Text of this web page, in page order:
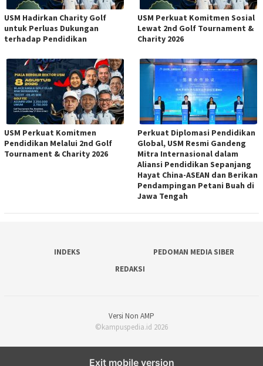
USM Hadirkan Charity Golf
untuk Perluas Dukungan
terhadap Pendidikan
USM Perkuat Komitmen Sosial
Lewat 2nd Golf Tournament &
Charity 2026
USM Perkuat Komitmen
Pendidikan Melalui 2nd Golf
Tournament & Charity 2026
Perkuat Diplomasi Pendidikan
Global, USM Resmi Gandeng
Mitra Internasional dalam
Aliansi Pendidikan Sepanjang
Hayat China-ASEAN dan Berikan
Pendampingan Petani Buah di
Jawa Tengah
INDEKS
PEDOMAN MEDIA SIBER
REDAKSI
Versi Non AMP
©kampuspedia.id 2026
Exit mobile version